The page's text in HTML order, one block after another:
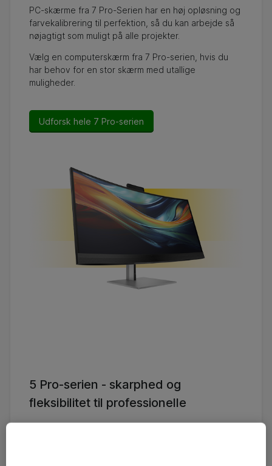
PC-skærme fra 7 Pro-Serien har en høj opløsning og
farvekalibrering til perfektion, så du kan arbejde så
nøjagtigt som muligt på alle projekter.
Vælg en computerskærm fra 7 Pro-serien, hvis du
har behov for en stor skærm med utallige
muligheder.
Udforsk hele 7 Pro-serien
5 Pro-serien - skarphed og
fleksibilitet til professionelle